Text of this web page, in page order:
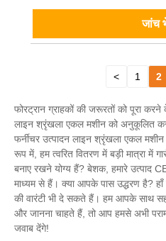
जांच
< 1 2
फोरट्रान ग्राहकों की जरूरतों को पूरा करने
लाइन श्रृंखला एकल मशीन को अनुकूलित
फर्नीचर उत्पादन लाइन श्रृंखला एकल
रूप में, हम त्वरित वितरण में बड़ी मात्रा में
बनाए रखने योग्य हैं? बेशक, हमारे उत्पाद
माध्यम से हैं। क्या आपके पास उद्धरण है?
की वारंटी भी दे सकते हैं। हम आपके साथ
और जानना चाहते हैं, तो आप हमसे अभी
जवाब देंगे!